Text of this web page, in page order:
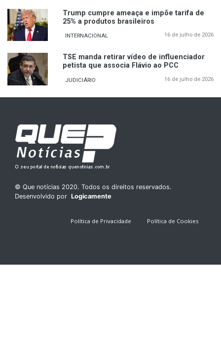
Trump cumpre ameaça e impõe tarifa de
25% a produtos brasileiros
INTERNACIONAL 16 de julho de 2026
TSE manda retirar vídeo de influenciador
petista que associa Flávio ao PCC
JUDICIÁRIO 16 de julho de 2026
© Que notícias 2020. Todos os direitos reservados.
Desenvolvido por Logicamente
Política de Privacidade Política de Cookies